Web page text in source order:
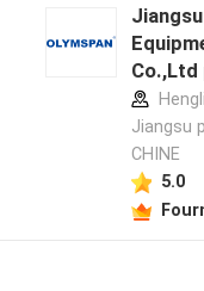
Jiangsu
CHINE
5.0